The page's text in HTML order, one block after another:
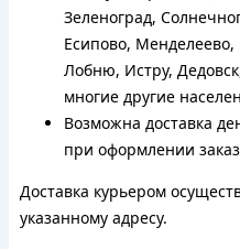
Зеленоград,
Есипово, Менделеево,
Лобню, Истру,
многие другие
Возможна доставка
при оформлении
Доставка курьером
указанному адресу.